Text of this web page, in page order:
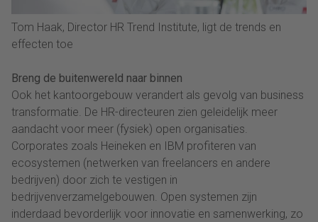
Tom Haak, Director HR Trend Institute, ligt de trends en
effecten toe
Breng de buitenwereld naar binnen
Ook het kantoorgebouw verandert als gevolg van business
transformatie. De HR-directeuren zien geleidelijk meer
aandacht voor meer (fysiek) open organisaties.
Corporates zoals Heineken en IBM profiteren van
ecosystemen (netwerken van freelancers en andere
bedrijven) door zich te vestigen in
bedrijvenverzamelgebouwen. Open systemen zijn
inderdaad bevorderlijk voor innovatie en samenwerking, zo